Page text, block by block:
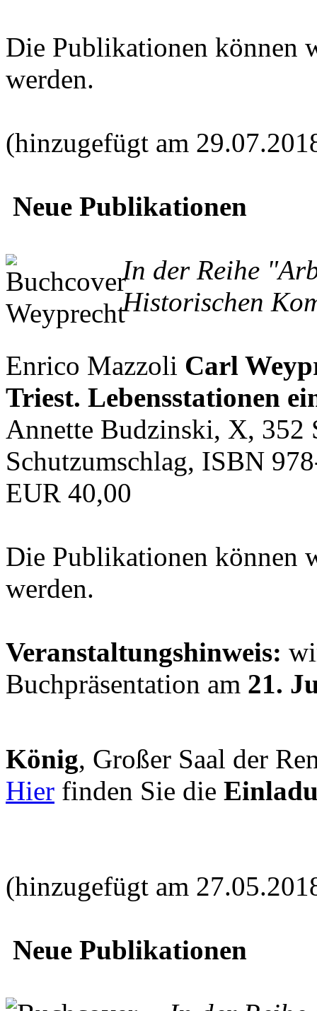
Die Publikationen können
werden.
(hinzugefügt am
Neue Publikationen
In der Reihe
Historischen
Enrico Mazzoli Carl
Triest. Lebensstationen
Annette Budzinski, X, 352
Schutzumschlag, ISBN
EUR 40,00
Die Publikationen können
werden.
Veranstaltungshinweis:
Buchpräsentation am 21.
König, Großer Saal der
Hier finden Sie die
(hinzugefügt am
Neue Publikationen